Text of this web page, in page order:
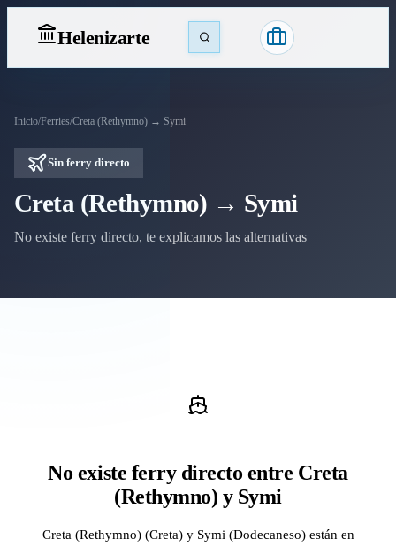
Helenizarte
Inicio/Ferries/Creta (Rethymno) → Symi
Sin ferry directo
Creta (Rethymno) → Symi
No existe ferry directo, te explicamos las alternativas
No existe ferry directo entre Creta
(Rethymno) y Symi
Creta (Rethymno) (Creta) y Symi (Dodecaneso) están en